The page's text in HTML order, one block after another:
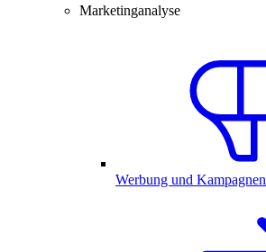
Marketinganalyse
Werbung und Kampagnen